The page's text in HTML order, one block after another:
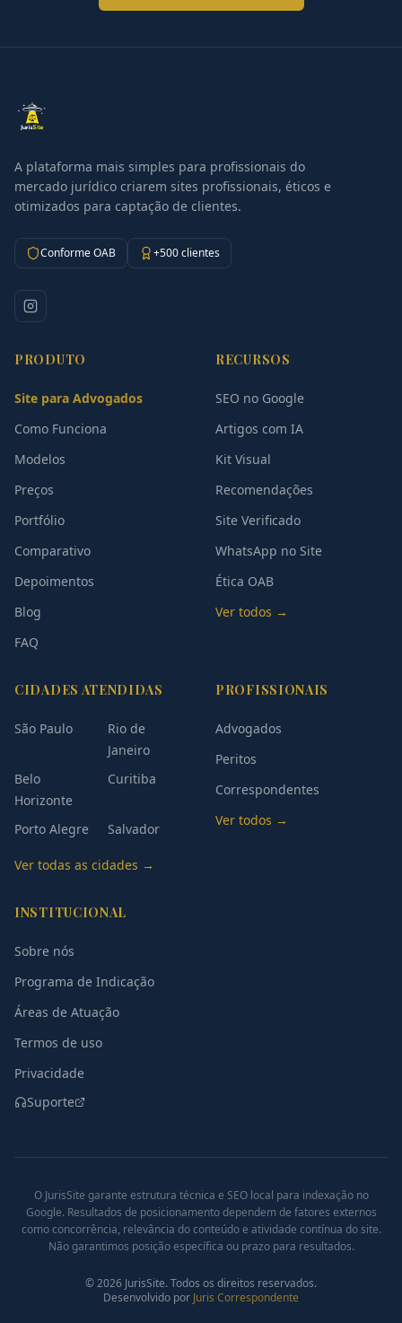
A plataforma mais simples para profissionais do
mercado jurídico criarem sites profissionais, éticos e
otimizados para captação de clientes.
Conforme OAB +500 clientes
PRODUTO
Site para Advogados
Como Funciona
Modelos
Preços
Portfólio
Comparativo
Depoimentos
Blog
FAQ
RECURSOS
SEO no Google
Artigos com IA
Kit Visual
Recomendações
Site Verificado
WhatsApp no Site
Ética OAB
Ver todos →
CIDADES ATENDIDAS
São Paulo
Rio de
Janeiro
Belo
Horizonte
Curitiba
Porto Alegre Salvador
Ver todas as cidades →
PROFISSIONAIS
Advogados
Peritos
Correspondentes
Ver todos →
INSTITUCIONAL
Sobre nós
Programa de Indicação
Áreas de Atuação
Termos de uso
Privacidade
Suporte
O JurisSite garante estrutura técnica e SEO local para indexação no
Google. Resultados de posicionamento dependem de fatores externos
como concorrência, relevância do conteúdo e atividade contínua do site.
Não garantimos posição específica ou prazo para resultados.
©2026 JurisSite. Todos os direitos reservados.
Desenvolvido por Juris Correspondente